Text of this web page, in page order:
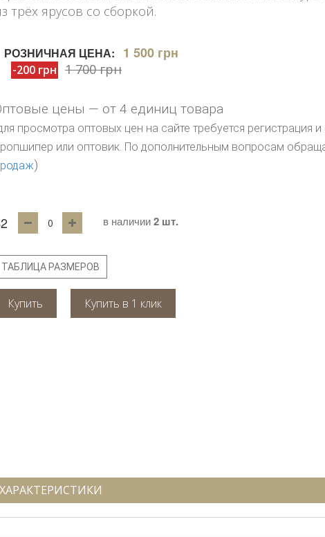
трёх ярусов со сборкой.
РОЗНИЧНАЯ ЦЕНА: 1 500 грн
-200 грн 1 700 грн
цены — от 4 единиц товара
просмотра оптовых цен на сайте требуется регистрация и
или оптовик. По дополнительным вопросам
)
в наличии 2 шт.
ТАБЛИЦА РАЗМЕРОВ
Купить
ХАРАКТЕРИСТИКИ